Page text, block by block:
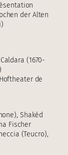
der Alten
(1670-
de
Shakéd
Fischer
(Teucro),